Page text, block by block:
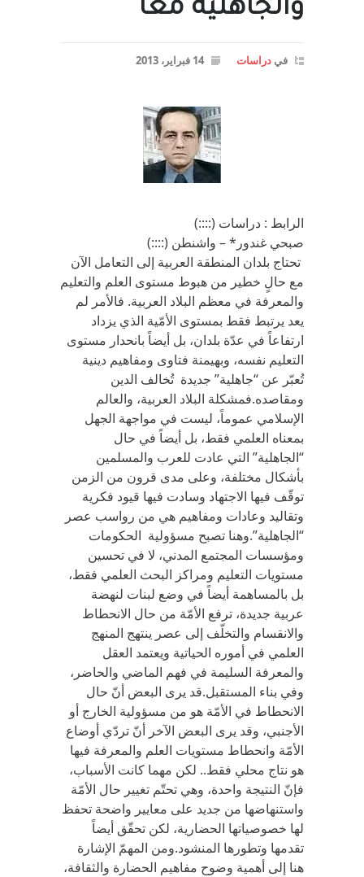
والجاهلية معا
في دراسات 14 فبراير، 2013
الرابط : دراسات (::::)
صبحي غندور* – واشنطن (::::)
تحتاج بلدان المنطقة العربية إلى التعامل الآن
مع حالٍ خطير من هبوط مستوى العلم والتعليم
والمعرفة في معظم البلاد العربية. فالأمر لم
يعد يرتبط فقط بمستوى الأمّية الذي يزداد
ارتفاعاً في عدّة بلدان، بل أيضاً بانحدار مستوى
التعليم نفسه، وبهيمنة فتاوى ومفاهيم دينية
تُعبّر عن “جاهلية” جديدة تُخالف الدين
ومقاصده.فمشكلة البلاد العربية، والعالم
الإسلامي عموماً، ليست في مواجهة الجهل
بمعناه العلمي فقط، بل أيضاً في حال
“الجاهلية” التي عادت للعرب والمسلمين
بأشكال مختلفة، وعلى مدى قرون من الزمن
توقّف فيها الاجتهاد وسادت فيها قيود فكرية
وتقاليد وعادات ومفاهيم هي من رواسب عصر
“الجاهلية”.وهنا تصبح مسؤولية الحكومات
ومؤسسات المجتمع المدني، لا في تحسين
مستويات التعليم ومراكز البحث العلمي فقط،
بل بالمساهمة أيضاً في وضع لبنات لنهضة
عربية جديدة، ترفع الأمّة من حال الانحطاط
والانقسام والتخلّف إلى عصر ينتهج المنهج
العلمي في أموره الحياتية ويعتمد العقل
والمعرفة السليمة في فهم الماضي والحاضر،
وفي بناء المستقبل.قد يرى البعض أنّ حال
الانحطاط في الأمّة هو من مسؤولية الخارج أو
الأجنبي، وقد يرى البعض الآخر أنّ تردّي أوضاع
الأمّة وانحطاط مستويات العلم والمعرفة فيها
هو نتاج محلي فقط.. لكن مهما كانت الأسباب،
فإنّ النتيجة واحدة، وهي تحتّم تغيير حال الأمّة
واستنهاضها من جديد على معايير واضحة تحفظ
لها خصوصياتها الحضارية، لكن تحقّق أيضاً
تقدمها وتطورها المنشود.ومن المهمّ الإشارة
هنا إلى أهمية وضوح مفاهيم الحضارة والثقافة،